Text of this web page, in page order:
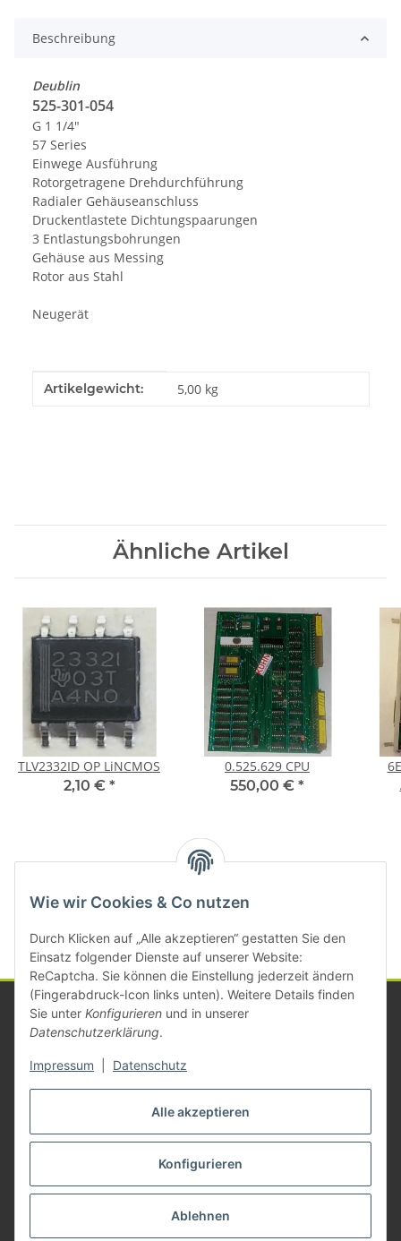
Alle akzeptieren
Konfigurieren
Ablehnen
Wie wir Cookies & Co nutzen
Durch Klicken auf „Alle akzeptieren“ gestatten Sie den
Einsatz folgender Dienste auf unserer Website:
ReCaptcha. Sie können die Einstellung jederzeit ändern
(Fingerabdruck-Icon links unten). Weitere Details finden
Sie unter Konfigurieren und in unserer
Datenschutzerklärung.
Impressum Datenschutz
Beschreibung
Deublin
525-301-054
G 1 1/4"
57 Series
Einwege Ausführung
Rotorgetragene Drehdurchführung
Radialer Gehäuseanschluss
Druckentlastete Dichtungspaarungen
3 Entlastungsbohrungen
Gehäuse aus Messing
Rotor aus Stahl
Neugerät
Produkteigenschaft
Wert
Artikelgewicht: 5,00 kg
Ähnliche Artikel
TLV2332ID OP LiNCMOS
2,10 € *
0.525.629 CPU
550,00 € *
Kategorien
Gesetzliche Informationen
Vertrag widerrufen
* Alle Preise zzgl. gesetzlicher USt., zzgl.Versand